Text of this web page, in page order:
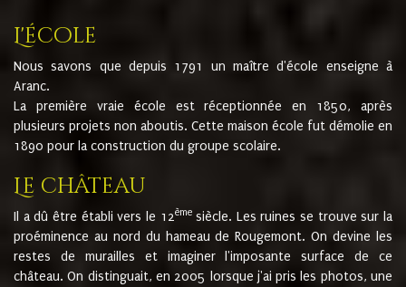
L'école
Nous savons que depuis 1791 un maître d'école enseigne à
Aranc.
La première vraie école est réceptionnée en 1850, après
plusieurs projets non aboutis. Cette maison école fut démolie en
1890 pour la construction du groupe scolaire.
Le château
Il a dû être établi vers le 12èmesiècle. Les ruines se trouve sur la
proéminence au nord du hameau de Rougemont. On devine les
restes de murailles et imaginer l'imposante surface de ce
château. On distinguait, en 2005 lorsque j'ai pris les photos, une